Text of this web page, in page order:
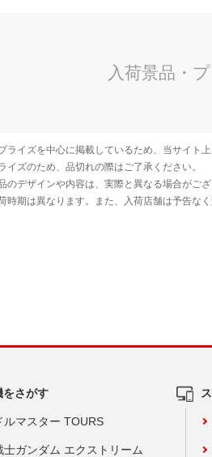
をさがす
ルマスター TOURS
士ガンダム エクストリーム